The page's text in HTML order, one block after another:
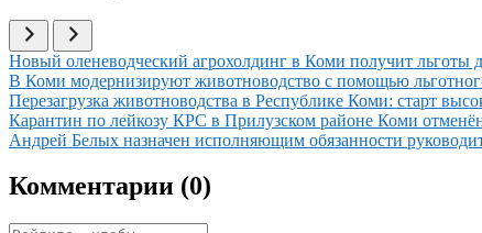
Иллюстрация новости
Новый оленеводческий агрохолдинг в Коми получит льготы
Иллюстрация новости
В Коми модернизируют животноводство с помощью
Иллюстрация новости
Перезагрузка животноводства в Республике Коми: старт
Иллюстрация новости
Карантин по лейкозу КРС в Прилузском районе Коми
Иллюстрация новости
Андрей Белых назначен исполняющим обязанности
Комментарии (0)